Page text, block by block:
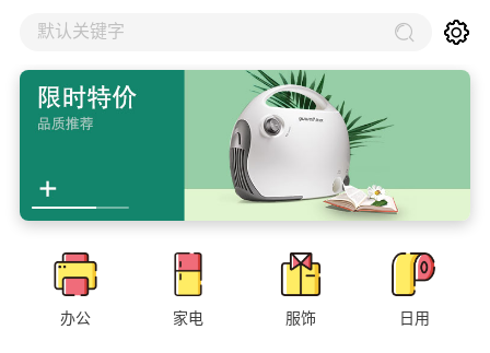
默认关键字
办公 家电 服饰 日用